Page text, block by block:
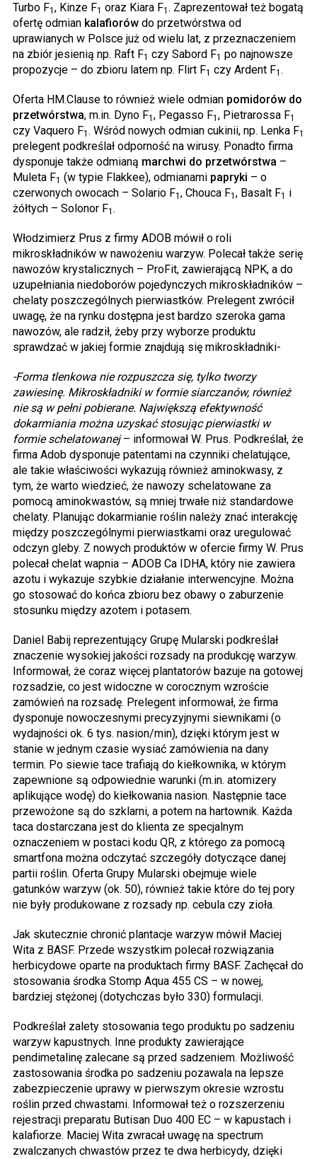
Turbo F1 , Kinze F1 oraz Kiara F1 . Zaprezentował też bogatą
ofertę odmian kalafiorów do przetwórstwa od
uprawianych w Polsce już od wielu lat, z przeznaczeniem
na zbiór jesienią np. Raft F1 czy Sabord F1 po najnowsze
propozycje – do zbioru latem np. Flirt F1 czy Ardent F1 .
Oferta HM.Clause to również wiele odmian pomidorów do
przetwórstwa, m.in. Dyno F1 , Pegasso F1 , Pietrarossa F1
czy Vaquero F1 . Wśród nowych odmian cukinii, np. Lenka F1
prelegent podkreślał odporność na wirusy. Ponadto firma
dysponuje także odmianą marchwi do przetwórstwa –
Muleta F1 (w typie Flakkee), odmianami papryki – o
czerwonych owocach – Solario F1 , Chouca F1 , Basalt F1 i
żółtych – Solonor F1 .
Włodzimierz Prus z firmy ADOB mówił o roli
mikroskładników w nawożeniu warzyw. Polecał także serię
nawozów krystalicznych – ProFit, zawierającą NPK, a do
uzupełniania niedoborów pojedynczych mikroskładników –
chelaty poszczególnych pierwiastków. Prelegent zwrócił
uwagę, że na rynku dostępna jest bardzo szeroka gama
nawozów, ale radził, żeby przy wyborze produktu
sprawdzać w jakiej formie znajdują się mikroskładniki-
-Forma tlenkowa nie rozpuszcza się, tylko tworzy
zawiesinę. Mikroskładniki w formiesiarczanów, również
nie są wpełnipobierane. Największą efektywność
dokarmiania można uzyskać stosując pierwiastki w
formieschelatowanej– informował W. Prus. Podkreślał, że
firma Adob dysponuje patentami na czynniki chelatujące,
ale takie właściwości wykazują również aminokwasy, z
tym, że warto wiedzieć, że nawozy schelatowane za
pomocą aminokwastów, są mniej trwałe niż standardowe
chelaty. Planując dokarmianie roślin należy znać interakcję
między poszczególnymi pierwiastkami oraz uregulować
odczyn gleby. Z nowych produktów w ofercie firmy W. Prus
polecał chelat wapnia – ADOB Ca IDHA, który nie zawiera
azotu i wykazuje szybkie działanie interwencyjne. Można
go stosować do końca zbioru bez obawy o zaburzenie
stosunku między azotem i potasem.
Daniel Babij reprezentujący Grupę Mularski podkreślał
znaczenie wysokiej jakości rozsady na produkcję warzyw.
Informował, że coraz więcej plantatorów bazuje na gotowej
rozsadzie, co jest widoczne w corocznym wzroście
zamówień na rozsadę. Prelegent informował, że firma
dysponuje nowoczesnymi precyzyjnymi siewnikami (o
wydajności ok. 6 tys. nasion/min), dzięki którym jest w
stanie w jednym czasie wysiać zamówienia na dany
termin. Po siewie tace trafiają do kiełkownika, w którym
zapewnione są odpowiednie warunki (m.in. atomizery
aplikujące wodę) do kiełkowania nasion. Następnie tace
przewożone są do szklarni, a potem na hartownik. Każda
taca dostarczana jest do klienta ze specjalnym
oznaczeniem w postaci kodu QR, z którego za pomocą
smartfona można odczytać szczegóły dotyczące danej
partii roślin. Oferta Grupy Mularski obejmuje wiele
gatunków warzyw (ok. 50), również takie które do tej pory
nie były produkowane z rozsady np. cebula czy zioła.
Jak skutecznie chronić plantacje warzyw mówił Maciej
Wita z BASF. Przede wszystkim polecał rozwiązania
herbicydowe oparte na produktach firmy BASF. Zachęcał do
stosowania środka Stomp Aqua 455 CS – w nowej,
bardziej stężonej (dotychczas było 330) formulacji.
Podkreślał zalety stosowania tego produktu po sadzeniu
warzyw kapustnych. Inne produkty zawierające
pendimetalinę zalecane są przed sadzeniem. Możliwość
zastosowania środka po sadzeniu pozawala na lepsze
zabezpieczenie uprawy w pierwszym okresie wzrostu
roślin przed chwastami. Informował też o rozszerzeniu
rejestracji preparatu Butisan Duo 400 EC – w kapustach i
kalafiorze. Maciej Wita zwracał uwagę na spectrum
zwalczanych chwastów przez te dwa herbicydy, dzięki